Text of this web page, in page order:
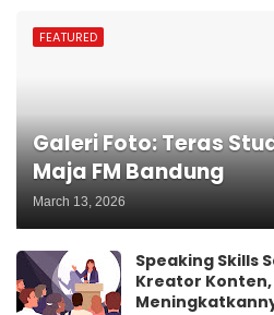
FEATURED
Galeri Foto: Teras
Maja FM Bandung
March 13, 2026
Speaking Skills
Kreator Konten,